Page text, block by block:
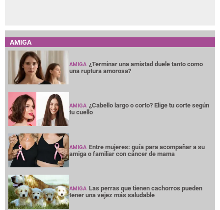
AMIGA
AMIGA ¿Terminar una amistad duele tanto como
una ruptura amorosa?
AMIGA ¿Cabello largo o corto? Elige tu corte según
tu cuello
AMIGA Entre mujeres: guía para acompañar a su
amiga o familiar con cáncer de mama
AMIGA Las perras que tienen cachorros pueden
tener una vejez más saludable